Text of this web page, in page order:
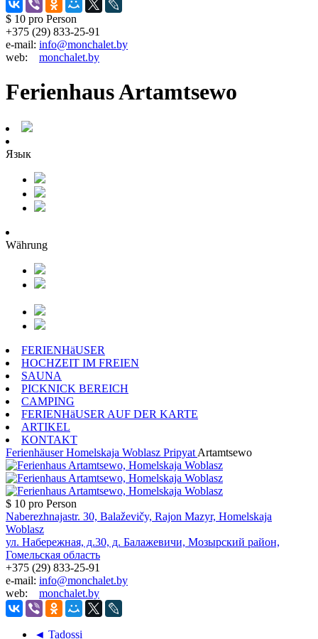
$ 10 pro Person
+375 (29) 833-25-91
e-mail: info@monchalet.by
web: monchalet.by
Ferienhaus Artamtsewo
Язык
Währung
FERIENHäUSER
HOCHZEIT IM FREIEN
SAUNA
PICKNICK BEREICH
CAMPING
FERIENHäUSER AUF DER KARTE
ARTIKEL
KONTAKT
Ferienhäuser Homelskaja Woblasz Pripyat Artamtsewo
$ 10 pro Person
Naberezhnajastr. 30, Balaževičy, Rajon Mazyr, Homelskaja
Woblasz
ул. Набережная, д.30, д. Балажевичи, Мозырский район,
Гомельская область
+375 (29) 833-25-91
e-mail: info@monchalet.by
web: monchalet.by
◄ Tadossi